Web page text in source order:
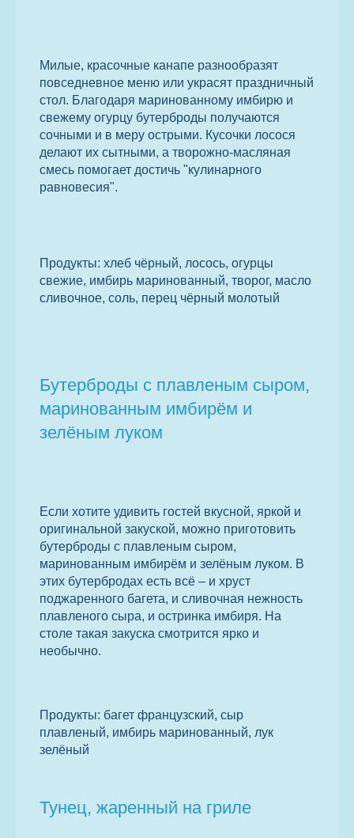
Милые, красочные канапе разнообразят
повседневное меню или украсят праздничный
стол. Благодаря маринованному имбирю и
свежему огурцу бутерброды получаются
сочными и в меру острыми. Кусочки лосося
делают их сытными, а творожно-масляная
смесь помогает достичь "кулинарного
равновесия".
Продукты: хлеб чёрный, лосось, огурцы
свежие, имбирь маринованный, творог, масло
сливочное, соль, перец чёрный молотый
Бутерброды с плавленым сыром,
маринованным имбирём и
зелёным луком
Если хотите удивить гостей вкусной, яркой и
оригинальной закуской, можно приготовить
бутерброды с плавленым сыром,
маринованным имбирём и зелёным луком. В
этих бутербродах есть всё – и хруст
поджаренного багета, и сливочная нежность
плавленого сыра, и остринка имбиря. На
столе такая закуска смотрится ярко и
необычно.
Продукты: багет французский, сыр
плавленый, имбирь маринованный, лук
зелёный
Тунец, жаренный на гриле